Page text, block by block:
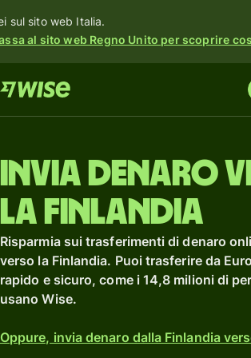
sul sito web Italia.
al sito web Regno Unito per scoprire
Invia denaro
la Finlandia
Risparmia sui trasferimenti di denaro
verso la Finlandia. Puoi trasferire da
rapido e sicuro, come i 14,8 milioni di
usano Wise.
Oppure, invia denaro dalla Finlandia